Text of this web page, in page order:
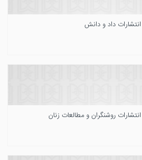
انتشارات داد و دانش
انتشارات روشنگران و مطالعات زنان